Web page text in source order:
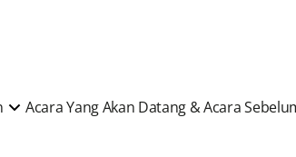
Acara Yang Akan Datang & Acara